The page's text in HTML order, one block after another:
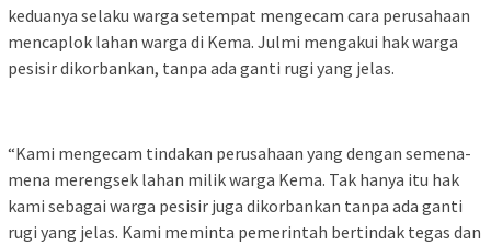
keduanya selaku warga setempat mengecam cara perusahaan
mencaplok lahan warga di Kema. Julmi mengakui hak warga
pesisir dikorbankan, tanpa ada ganti rugi yang jelas.
“Kami mengecam tindakan perusahaan yang dengan semena-
mena merengsek lahan milik warga Kema. Tak hanya itu hak
kami sebagai warga pesisir juga dikorbankan tanpa ada ganti
rugi yang jelas. Kami meminta pemerintah bertindak tegas dan